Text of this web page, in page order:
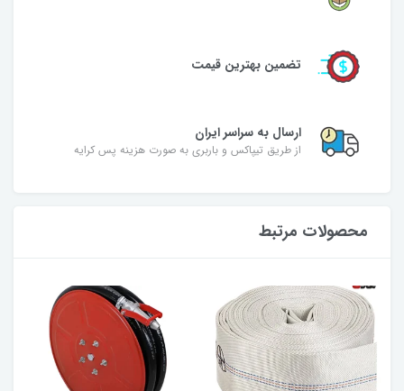
تضمین بهترین قیمت
ارسال به سراسر ایران
از طریق تیپاکس و باربری به صورت هزینه پس کرایه
محصولات مرتبط